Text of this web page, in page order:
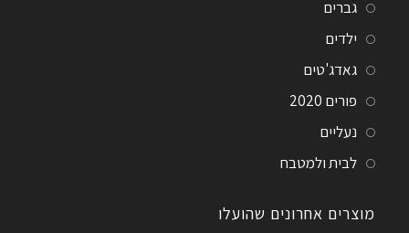
גברים
ילדים
גאדג'טים
פורים 2020
נעליים
לבית ולמטבח
מוצרים אחרונים שהועלו